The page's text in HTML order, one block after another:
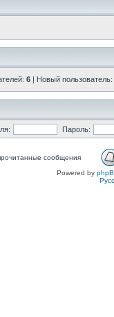
6 | Новый пользователь:
Пароль:
сообщения
Powered by